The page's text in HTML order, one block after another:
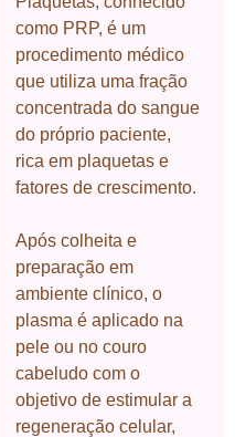
como PRP, é um
procedimento médico
que utiliza uma fração
concentrada do sangue
do próprio paciente,
rica em plaquetas e
fatores de crescimento.
Após colheita e
preparação em
ambiente clínico, o
plasma é aplicado na
pele ou no couro
cabeludo com o
objetivo de estimular a
regeneração celular,